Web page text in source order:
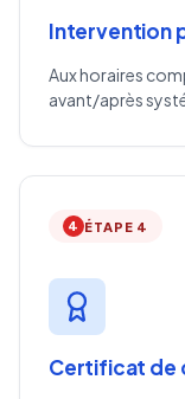
Intervention
Aux horaires
avant/après
4 ÉTAPE 4
Certificat de